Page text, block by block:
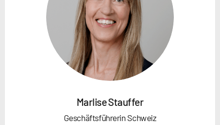
Marlise Stauffer
Geschäftsführerin Schweiz